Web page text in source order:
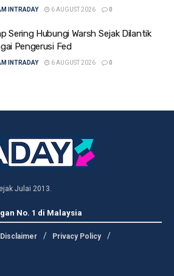
INTRADAY 6 AUGUST 2026 0
Sering Hubungi Warsh Sejak Dilantik
Pengerusi Fed
INTRADAY 6 AUGUST 2026 0
Julai 2013.
No. 1 di Malaysia
Disclaimer
Privacy Policy